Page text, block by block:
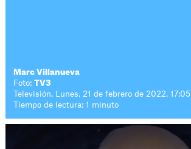
Marc Villanueva
Foto:TV3
Televisión. Lunes, 21 de febrero de 2022. 17:05
Tiempo de lectura: 1 minuto